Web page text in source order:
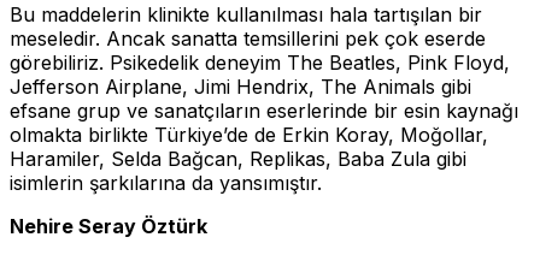
Bu maddelerin klinikte kullanılması hala tartışılan bir
meseledir. Ancak sanatta temsillerini pek çok eserde
görebiliriz. Psikedelik deneyim The Beatles, Pink Floyd,
Jefferson Airplane, Jimi Hendrix, The Animals gibi
efsane grup ve sanatçıların eserlerinde bir esin kaynağı
olmakta birlikte Türkiye’de de Erkin Koray, Moğollar,
Haramiler, Selda Bağcan, Replikas, Baba Zula gibi
isimlerin şarkılarına da yansımıştır.
Nehire Seray Öztürk